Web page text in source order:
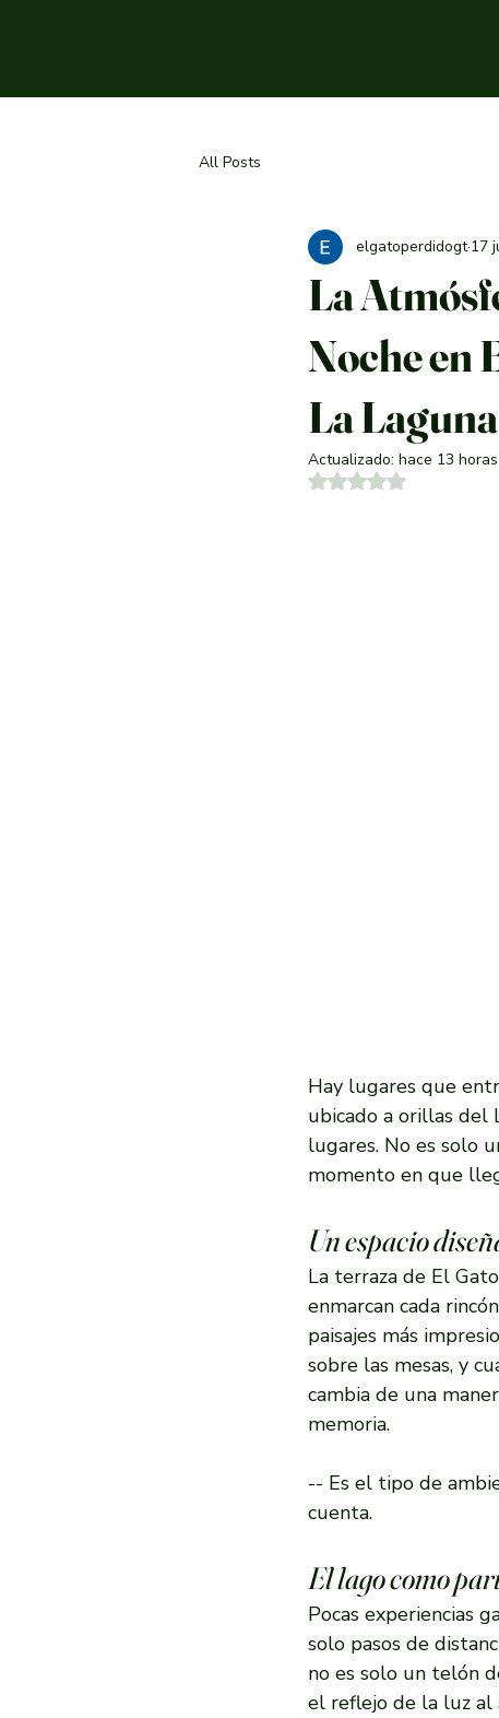
All Posts
La
Noche en
La Laguna
elgatoperdidogt 17
Actualizado: hace 13 horas
Obtuvo NaN de 5
Hay lugares que
ubicado a orillas del
lugares. No es solo
momento en que
Un espacio
La terraza de El
enmarcan cada
paisajes más
sobre las mesas, y
cambia de una
memoria.
-- Es el tipo de
cuenta.
El lago como
Pocas experiencias
solo pasos de
no es solo un telón
el reflejo de la luz al